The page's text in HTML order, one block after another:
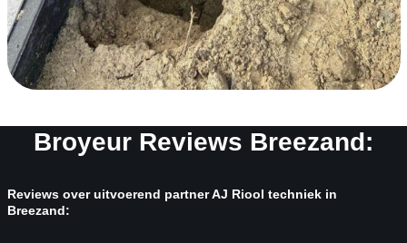
Broyeur Reviews Breezand:
Reviews over uitvoerend partner AJ Riool techniek in
Breezand: